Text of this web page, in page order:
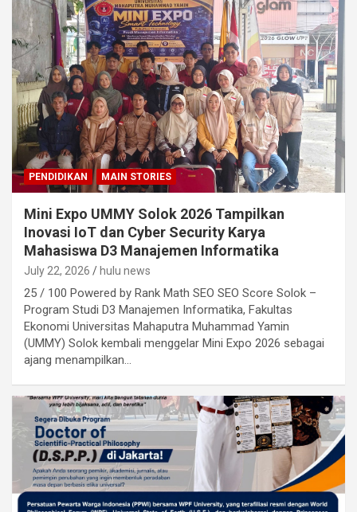
PENDIDIKAN MAIN STORIES
Mini Expo UMMY Solok 2026 Tampilkan
Inovasi IoT dan Cyber Security Karya
Mahasiswa D3 Manajemen Informatika
July 22, 2026 hulu news
25 / 100 Powered by Rank Math SEO SEO Score Solok –
Program Studi D3 Manajemen Informatika, Fakultas
Ekonomi Universitas Mahaputra Muhammad Yamin
(UMMY) Solok kembali menggelar Mini Expo 2026 sebagai
ajang menampilkan…